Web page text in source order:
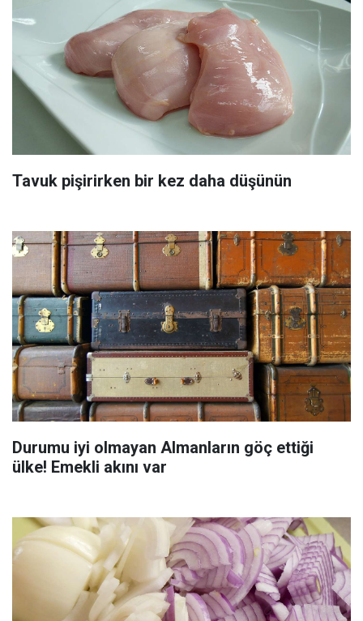
Tavuk pişirirken bir kez daha düşünün
Durumu iyi olmayan Almanların göç ettiği
ülke! Emekli akını var